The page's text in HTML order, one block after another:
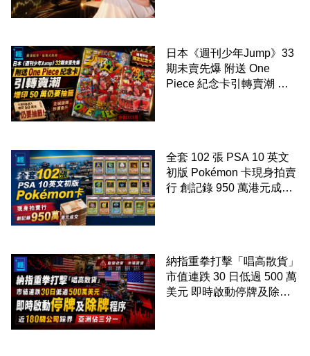
日本《週刊少年Jump》33
期未賣先爆 附送 One
Piece 紀念卡引轉賣潮 增
全套 102 張 PSA 10 英文
初版 Pokémon 卡現身拍賣
行 創記錄 950 萬港元成交
納指重拳打擊「唱高散貨」
市值連跌 30 日低過 500 萬
美元 即時啟動停牌及除牌